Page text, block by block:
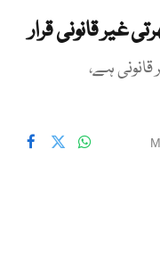
قانونی ہے،